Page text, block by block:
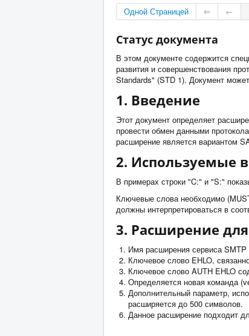
Одной Страницей ⇐ ←
Статус документа
В этом документе содержится
развития и совершенствования
Standards" (STD 1). Документ
1. Введение
Этот документ определяет
провести обмен данными
расширение является вариантом
2. Используемые
В примерах строки "C:" и "S:"
Ключевые слова необходимо
должны интерпретироваться в
3. Расширение
Имя расширения сервиса
Ключевое слово EHLO,
Ключевое слово AUTH EHLO
Определяется новая команда
Дополнительный параметр,
расширяется до 500 символов.
Данное расширение подходит